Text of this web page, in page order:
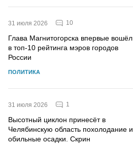
31 июля 2026 10
Глава Магнитогорска впервые вошёл
в топ-10 рейтинга мэров городов
России
ПОЛИТИКА
31 июля 2026 1
Высотный циклон принесёт в
Челябинскую область похолодание и
обильные осадки. Скрин